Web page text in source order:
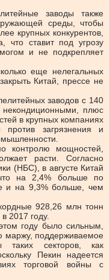
заводы также
среды, чтобы
крупных конкурентов,
что ставит под угрозу
и не подкрепляет
еще нелегальных
Китай, прессе не
заводов с 140
некондиционными, плюс
в крупных компаниях
против загрязнения и
мощностей,
расти. Согласно
(НБС), в августе Китай
на 2,4% больше по
и на 9,3% больше, чем
928,26 млн тонн
2017 году.
году было сильным,
маржу, поддерживаемое
таких секторов, как
Пекин надеется
торговой войны с